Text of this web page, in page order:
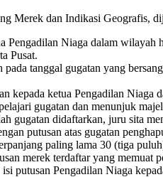
Merek dan Indikasi Geografis,
Pengadilan Niaga dalam
Pusat.
pada tanggal gugatan yang
kepada ketua Pengadilan
gugatan dan menunjuk
gugatan didaftarkan, juru sita
putusan atas gugatan
paling lama 30 (tiga
merek terdaftar yang
putusan Pengadilan Niaga